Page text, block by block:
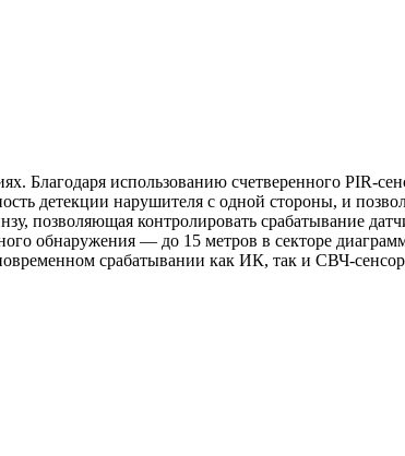
Благодаря использованию счетверенного PIR-
детекции нарушителя с одной стороны, и
позволяющая контролировать срабатывание
обнаружения — до 15 метров в секторе
срабатывании как ИК, так и СВЧ-